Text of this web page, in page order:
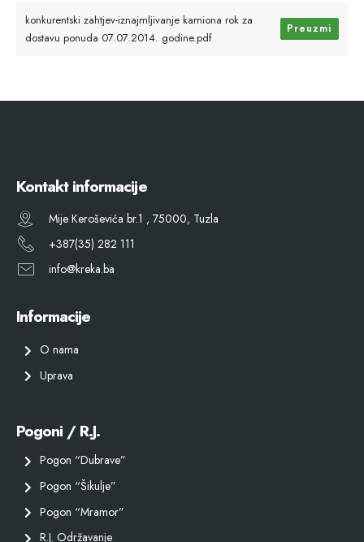
konkurentski zahtjev-iznajmljivanje kamiona rok za
dostavu ponuda 07.07.2014. godine.pdf
Preuzmi
Kontakt informacije
Mije Keroševića br.1 , 75000, Tuzla
+387(35) 282 111
info@kreka.ba
Informacije
O nama
Uprava
Pogoni / R.J.
Pogon “Dubrave”
Pogon “Šikulje”
Pogon “Mramor”
R.J. Održavanje